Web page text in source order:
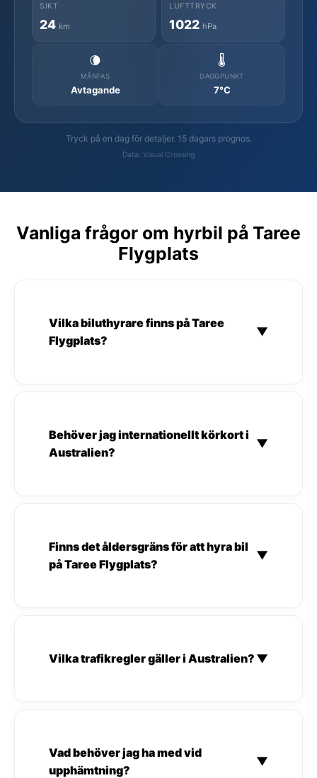
SIKT
24 km
LUFTTRYCK
1022 hPa
🌘
MÅNFAS
Avtagande
🌡️
DAGGPUNKT
7°C
Tryck på en dag för detaljer. 15 dagars prognos.
Data: Visual Crossing
Vanliga frågor om hyrbil på Taree
Flygplats
Vilka biluthyrare finns på Taree
Flygplats?
▼
Behöver jag internationellt körkort i
Australien?
▼
Finns det åldersgräns för att hyra bil
på Taree Flygplats?
▼
Vilka trafikregler gäller i Australien? ▼
Vad behöver jag ha med vid
upphämtning?
▼